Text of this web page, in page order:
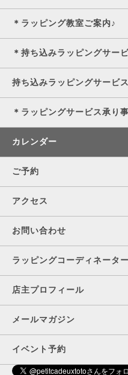
＊ラッピング教室ご案内♪
＊持ち込みラッピングサー
持ち込みラッピングサービ
＊ラッピングサービス承り
カレンダー
ご予約
アクセス
お問い合わせ
ラッピングコーディネー
店主プロフィール
メールマガジン
イベント予約